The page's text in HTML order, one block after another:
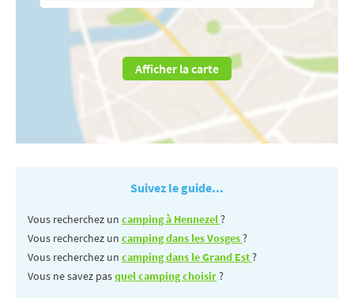
Afficher la carte
Suivez le guide...
Vous recherchez un camping à Hennezel?
Vous recherchez un camping dans les Vosges?
Vous recherchez un camping dans le Grand Est?
Vous ne savez pasquel camping choisir?